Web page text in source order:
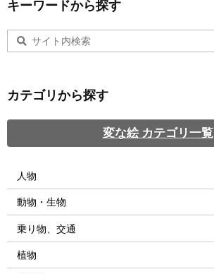
キーワードから探す
カテゴリから探す
変な絵 カテゴリ一覧
人物
動物・生物
乗り物、交通
植物